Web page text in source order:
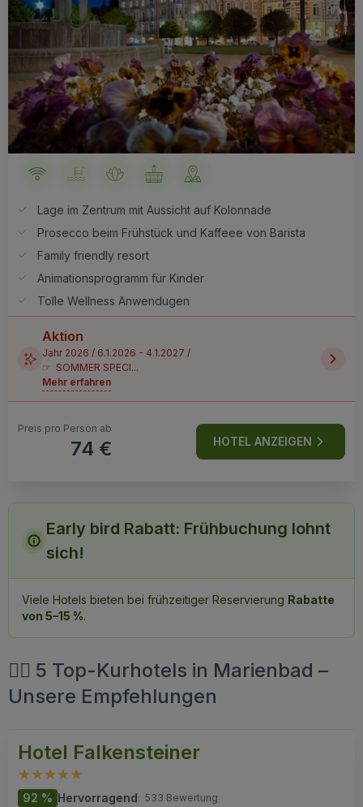
Lage im Zentrum mit Aussicht auf Kolonnade
Prosecco beim Frühstück und Kaffeee von Barista
Family friendly resort
Animationsprogramm für Kinder
Tolle Wellness Anwendugen
Aktion
Jahr 2026 / 6.1.2026 - 4.1.2027 /
☞ SOMMER SPECI...
Mehr erfahren
Preis pro Person ab
74 € HOTEL ANZEIGEN
Early bird Rabatt: Frühbuchung lohnt
sich!
Viele Hotels bieten bei frühzeitiger Reservierung Rabatte
von 5–15 %.
🧖‍♀️ 5 Top-Kurhotels in Marienbad –
Unsere Empfehlungen
Hotel Falkensteiner
92 % Hervorragend· 533 Bewertung